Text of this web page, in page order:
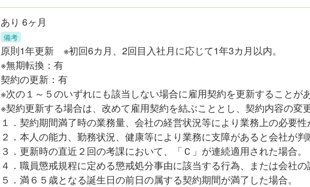
あり 6ヶ月
備考
原則1年更新 ※初回6カ月、2回目入社月に応じて1年3カ月以内。
※無期転換：有
契約の更新：有
※次の１～５のいずれにも該当しない場合に雇用契約を更新することがあ
※契約更新する場合は、改めて雇用契約を結ぶこととし、契約内容の変
１．契約期間満了時の業務量、会社の経営状況等により業務上の必要性
２．本人の能力、勤務状況、健康等により業務に支障があると会社が判
３．更新時の直近２回の考課において、「Ｃ」が連続適用された場合。
４．職員懲戒規程に定める懲戒処分事由に該当する行為、または会社の
５．満６５歳となる誕生日の前日の属する契約期間が満了した場合。